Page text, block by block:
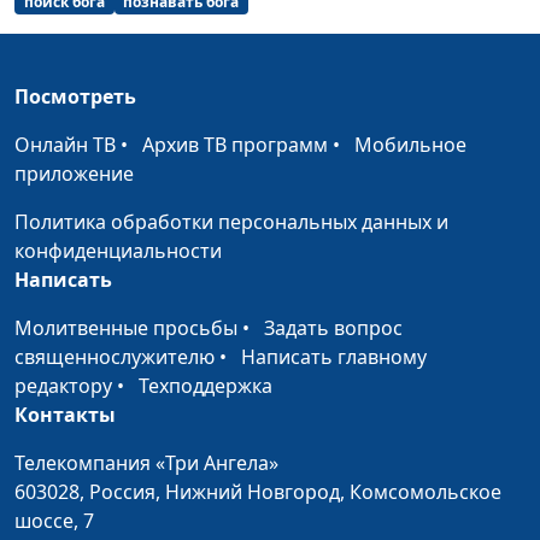
Надежда для
погибающей планеты.
священнослужитель
"вера в Иисуса"?
священнослужитель
Слава Божья: в поисках
Вера и праведность:
что нужно для
спасения?
Александр Синицын,
Спасение по вере или
по делам?
Александр Синицын,
священнослужитель
Посмотреть
Онлайн ТВ • Архив ТВ программ • Мобильное
приложение
Политика обработки персональных данных и
конфиденциальности
Написать
Молитвенные просьбы • Задать вопрос
священнослужителю • Написать главному
редактору • Техподдержка
Контакты
Телекомпания «Три Ангела»
603028, Россия, Нижний Новгород, Комсомольское
шоссе, 7